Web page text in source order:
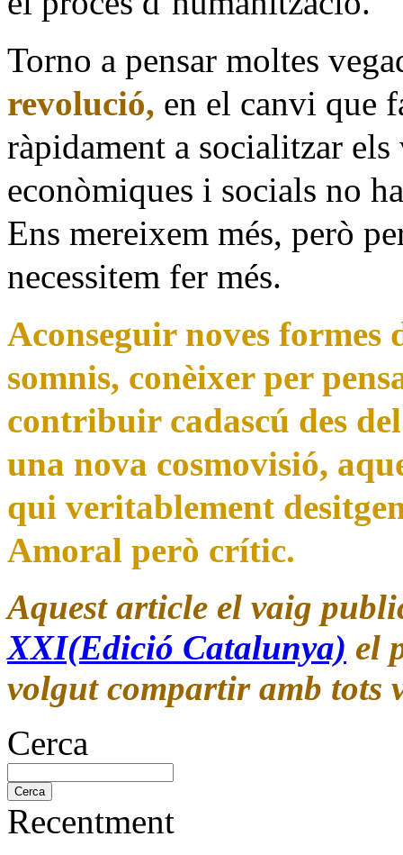
Torno a pensar moltes
revolució, en el canvi que
ràpidament a socialitzar
econòmiques i socials no
Ens mereixem més, però
necessitem fer més.
Aconseguir noves
somnis, conèixer per
contribuir cadascú des
una nova cosmovisió,
qui veritablement
Amoral però crític.
Aquest article el vaig
XXI(Edició Catalunya) el
volgut compartir amb tots
Cerca
Recentment